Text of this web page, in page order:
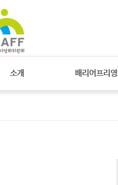
소개 배리어프리